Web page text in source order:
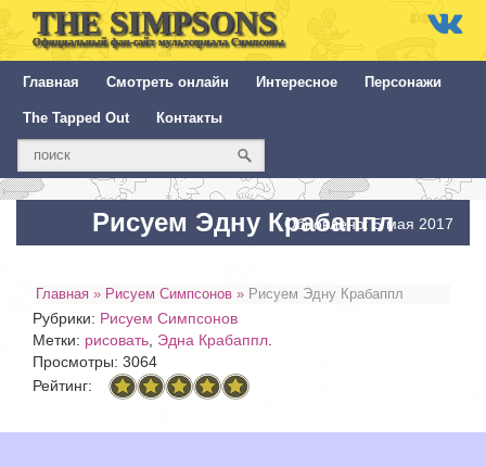
THE SIMPSONS
Официальный фан-сайт мультсериала Симпсоны
Главная Смотреть онлайн Интересное Персонажи
The Tapped Out Контакты
Рисуем Эдну Крабаппл
Обновлено: 5 мая 2017
Главная » Рисуем Симпсонов » Рисуем Эдну Крабаппл
Рубрики: Рисуем Симпсонов
Метки: рисовать Эдна Крабаппл
Просмотры: 3064
Рейтинг: